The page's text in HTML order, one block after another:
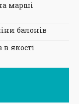
марші
балонів
якості